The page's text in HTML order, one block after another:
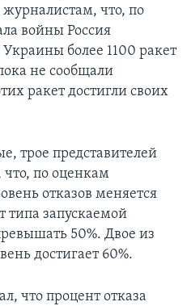
что, по
войны Россия
более 1100 ракет
не сообщали
ракет достигли своих
трое представителей
по оценкам
отказов меняется
типа запускаемой
50%. Двое из
достигает 60%.
что процент отказа